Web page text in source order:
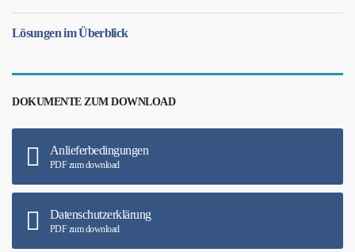
Lösungen im Überblick
DOKUMENTE ZUM DOWNLOAD
Anlieferbedingungen
PDF zum download
Datenschutzerklärung
PDF zum download